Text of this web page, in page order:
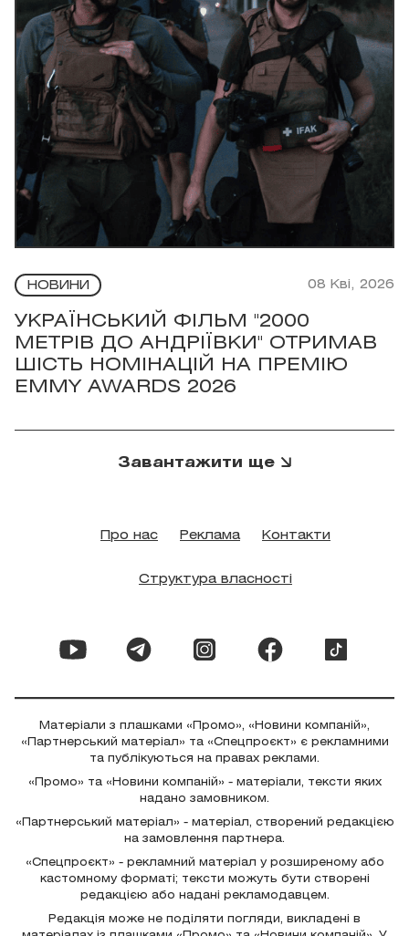
НОВИНИ 08 Кві, 2026
УКРАЇНСЬКИЙ ФІЛЬМ "2000
МЕТРІВ ДО АНДРІЇВКИ" ОТРИМАВ
ШІСТЬ НОМІНАЦІЙ НА ПРЕМІЮ
EMMY AWARDS 2026
Завантажити ще
Про нас Реклама Контакти
Структура власності
Матеріали з плашками «Промо», «Новини компаній»,
«Партнерський матеріал» та «Спецпроєкт» є рекламними
та публікуються на правах реклами.
«Промо» та «Новини компаній» - матеріали, тексти яких
надано замовником.
«Партнерський матеріал» - матеріал, створений редакцією
на замовлення партнера.
«Спецпроєкт» - рекламний матеріал у розширеному або
кастомному форматі; тексти можуть бути створені
редакцією або надані рекламодавцем.
Редакція може не поділяти погляди, викладені в